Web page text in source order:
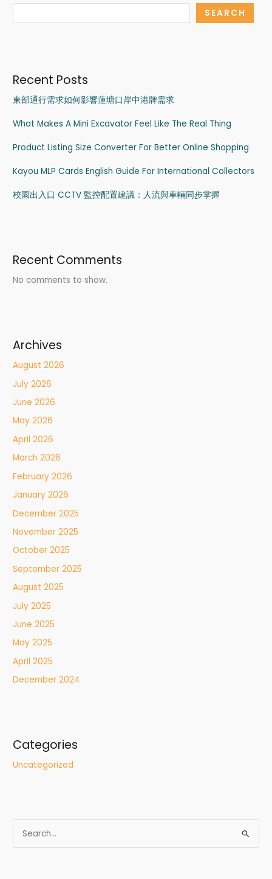
SEARCH
Recent Posts
東部通行需求如何影響蓮塘口岸中港牌需求
What Makes A Mini Excavator Feel Like The Real Thing
Product Listing Size Converter For Better Online Shopping
Kayou MLP Cards English Guide For International Collectors
校園出入口 CCTV 監控配置建議：人流與車輛同步掌握
Recent Comments
No comments to show.
Archives
August 2026
July 2026
June 2026
May 2026
April 2026
March 2026
February 2026
January 2026
December 2025
November 2025
October 2025
September 2025
August 2025
July 2025
June 2025
May 2025
April 2025
December 2024
Categories
Uncategorized
e